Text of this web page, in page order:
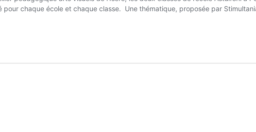
pour chaque école et chaque classe. Une thématique, proposée par